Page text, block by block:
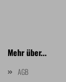
Mehr über...
AGB